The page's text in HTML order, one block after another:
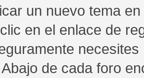
un nuevo tema
en el enlace de
de cada foro